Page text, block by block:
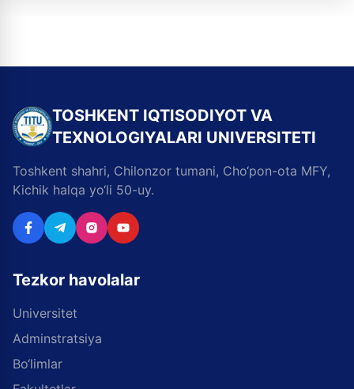
TOSHKENT IQTISODIYOT VA
TEXNOLOGIYALARI UNIVERSITETI
Toshkent shahri, Chilonzor tumani, Cho‘pon-ota MFY,
Kichik halqa yo‘li 50-uy.
Tezkor havolalar
Universitet
Adminstratsiya
Bo‘limlar